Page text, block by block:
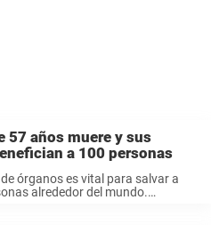
57 años muere y sus
a 100 personas
órganos es vital para salvar a
alrededor del mundo.